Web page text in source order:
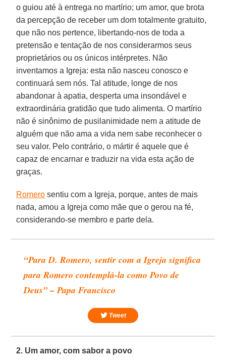
o guiou até à entrega no martírio; um amor, que brota
da percepção de receber um dom totalmente gratuito,
que não nos pertence, libertando-nos de toda a
pretensão e tentação de nos considerarmos seus
proprietários ou os únicos intérpretes. Não
inventamos a Igreja: esta não nasceu conosco e
continuará sem nós. Tal atitude, longe de nos
abandonar à apatia, desperta uma insondável e
extraordinária gratidão que tudo alimenta. O martírio
não é sinônimo de pusilanimidade nem a atitude de
alguém que não ama a vida nem sabe reconhecer o
seu valor. Pelo contrário, o mártir é aquele que é
capaz de encarnar e traduzir na vida esta ação de
graças.
Romero sentiu com a Igreja, porque, antes de mais
nada, amou a Igreja como mãe que o gerou na fé,
considerando-se membro e parte dela.
“Para D. Romero, sentir com a Igreja significa
para Romero contemplá-la como Povo de
Deus” – Papa Francisco
Tweet
2. Um amor, com sabor a povo